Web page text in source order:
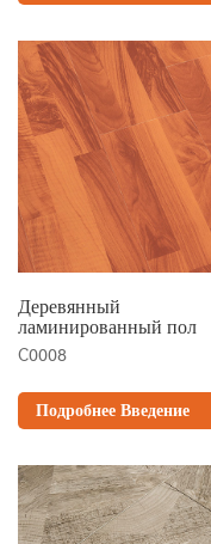
Деревянный
ламинированный пол
C0008
Подробнее Введение